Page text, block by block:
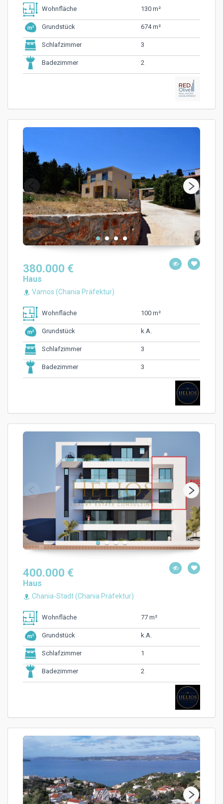
Wohnfläche 130 m²
Grundstück 674 m²
Schlafzimmer 3
Badezimmer 2
380.000 €
Haus
Vamos (Chania Präfektur)
Wohnfläche 100 m²
Grundstück k.A.
Schlafzimmer 3
Badezimmer 3
400.000 €
Haus
Chania-Stadt (Chania Präfektur)
Wohnfläche 77 m²
Grundstück k.A.
Schlafzimmer 1
Badezimmer 2